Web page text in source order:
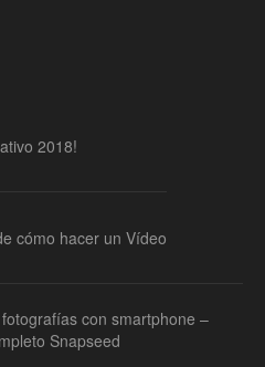
2018!
cómo hacer un Vídeo
con smartphone –
Snapseed